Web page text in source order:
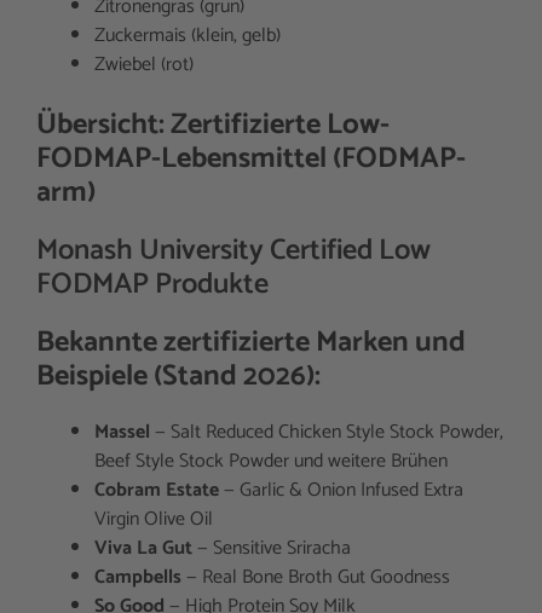
Zitronengras (grün)
Zuckermais (klein, gelb)
Zwiebel (rot)
Übersicht: Zertifizierte Low-
FODMAP-Lebensmittel (FODMAP-
arm)
Monash University Certified Low
FODMAP Produkte
Bekannte zertifizierte Marken und
Beispiele (Stand 2026):
Massel— Salt Reduced Chicken Style Stock Powder,
Beef Style Stock Powder und weitere Brühen
Cobram Estate— Garlic & Onion Infused Extra
Virgin Olive Oil
Viva La Gut— Sensitive Sriracha
Campbells— Real Bone Broth Gut Goodness